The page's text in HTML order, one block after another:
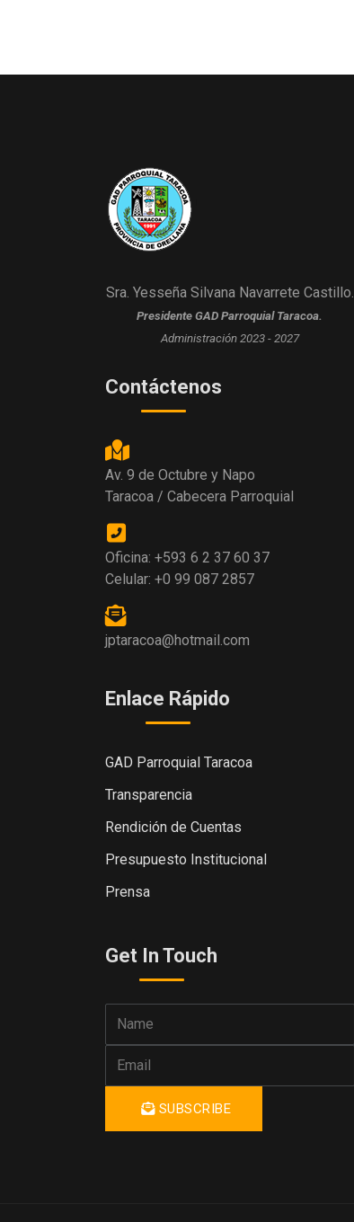
Sra. Yesseña Silvana Navarrete Castillo.
Presidente GAD Parroquial Taracoa.
Administración 2023 - 2027
Contáctenos
Av. 9 de Octubre y Napo
Taracoa / Cabecera Parroquial
Oficina: +593 6 2 37 60 37
Celular: +0 99 087 2857
jptaracoa@hotmail.com
Enlace Rápido
GAD Parroquial Taracoa
Transparencia
Rendición de Cuentas
Presupuesto Institucional
Prensa
Get In Touch
SUBSCRIBE